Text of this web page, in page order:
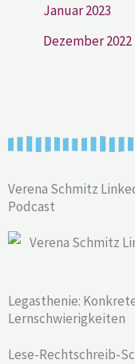
Januar 2023
Dezember 2022
Verena Schmitz
Podcast
Legasthenie:
Lernschwierigkeiten
Lese-Rechtschreib-